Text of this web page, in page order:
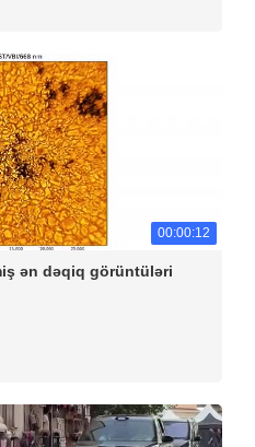
00:00:12
ən dəqiq görüntüləri